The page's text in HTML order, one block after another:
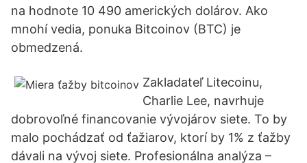
na hodnote 10 490 amerických dolárov. Ako
mnohí vedia, ponuka Bitcoinov (BTC) je
obmedzená.
Zakladateľ Litecoinu,
Charlie Lee, navrhuje
dobrovoľné financovanie vývojárov siete. To by
malo pochádzať od ťažiarov, ktorí by 1% z ťažby
dávali na vývoj siete. Profesionálna analýza –